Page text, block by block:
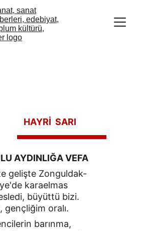
AYDINLIĞA VEFA
gelişte Zonguldak-
karaelmas
büyüttü bizi.
gençliğim oralı.
barınma,
HAYRİ  SARI